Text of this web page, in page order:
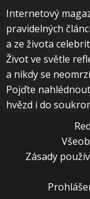
Internetový
pravidelných
a ze života
Život ve světle
a nikdy se
Pojďte
hvězd i do
Zásady